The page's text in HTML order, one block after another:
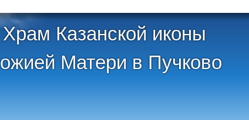
Храм Казанской иконы
Матери в Пучково